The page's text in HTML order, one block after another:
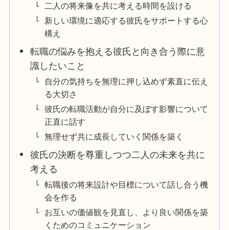
二人の将来像を共に考える時間を設ける
新しい環境に適応する彼氏をサポートする心
構え
転職の悩みを抱える彼氏と向き合う際に意
識したいこと
自分の気持ちを無理に押し込めず素直に伝え
る大切さ
彼氏の転職活動が自分に及ぼす影響について
正直に話す
無理せず共に成長していく関係を築く
彼氏の決断を尊重しつつ二人の未来を共に
考える
転職後の将来設計や目標について話し合う機
会を作る
お互いの価値観を見直し、より良い関係を築
くためのコミュニケーション